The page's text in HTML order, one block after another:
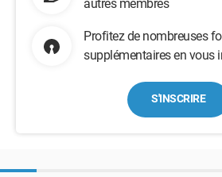
autres membres
Profitez de nombreuses
supplémentaires en vous
S'INSCRIRE